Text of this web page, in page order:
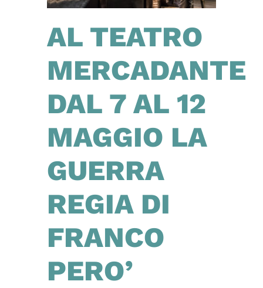
AL TEATRO
MERCADANTE
DAL 7 AL 12
MAGGIO LA
GUERRA
REGIA DI
FRANCO
PERO’